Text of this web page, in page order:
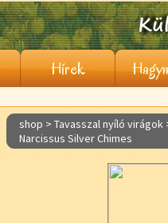
Hírek
shop > Tavasszal nyíló virágok
Narcissus Silver Chimes